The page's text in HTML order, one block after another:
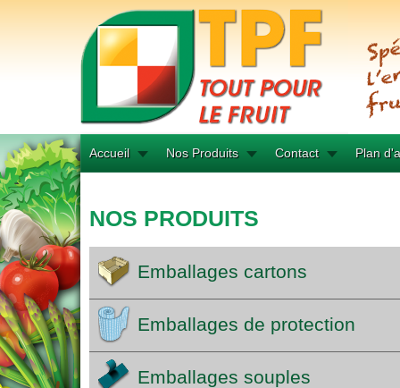
Accueil Nos Produits Contact Plan
NOS PRODUITS
Emballages cartons
Emballages de protection
Emballages souples